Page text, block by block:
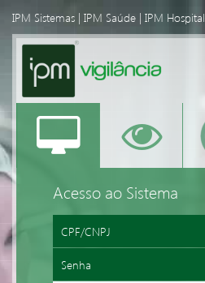
IPM Sistemas | IPM Saúde | IPM Hospital
Acesso ao Sistema